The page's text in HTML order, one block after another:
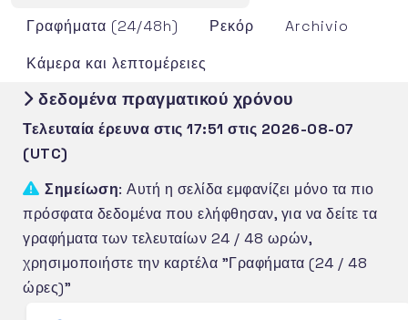
Γραφήματα (24/48h)
Ρεκόρ
Archivio
Κάμερα και λεπτομέρειες
δεδομένα πραγματικού χρόνου
Τελευταία έρευνα στις 17:51 στις 2026-08-07
(UTC)
Σημείωση: Αυτή η σελίδα εμφανίζει μόνο τα πιο
πρόσφατα δεδομένα που ελήφθησαν, για να δείτε τα
γραφήματα των τελευταίων 24 / 48 ωρών,
χρησιμοποιήστε την καρτέλα "Γραφήματα (24 / 48
ώρες)"